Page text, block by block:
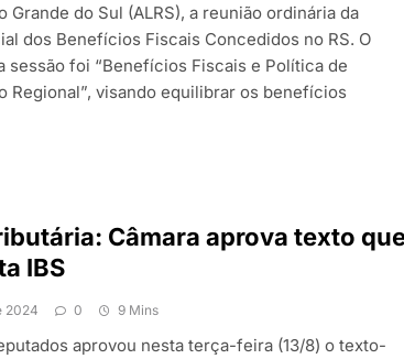
Grande do Sul (ALRS), a reunião ordinária da
dos Benefícios Fiscais Concedidos no RS. O
sessão foi “Benefícios Fiscais e Política de
Regional”, visando equilibrar os benefícios
Câmara aprova texto
IBS
2024 0 9 Mins
aprovou nesta terça-feira (13/8) o texto-